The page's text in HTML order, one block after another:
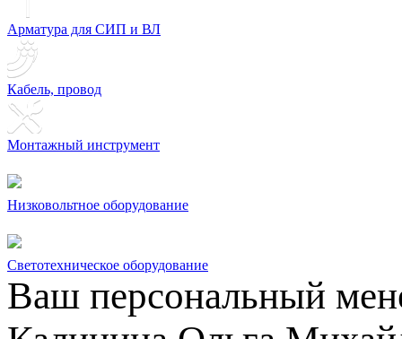
Арматура для СИП и ВЛ
Кабель, провод
Монтажный инструмент
Низковольтное оборудование
Светотехническое оборудование
Ваш персональный